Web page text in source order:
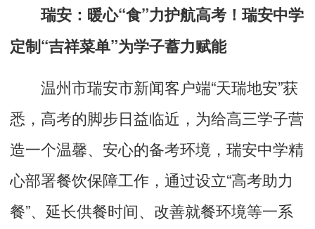
瑞安：暖心“食”力护航高考！瑞安中学
定制“吉祥菜单”为学子蓄力赋能
温州市瑞安市新闻客户端“天瑞地安”获
悉，高考的脚步日益临近，为给高三学子营
造一个温馨、安心的备考环境，瑞安中学精
心部署餐饮保障工作，通过设立“高考助力
餐”、延长供餐时间、改善就餐环境等一系